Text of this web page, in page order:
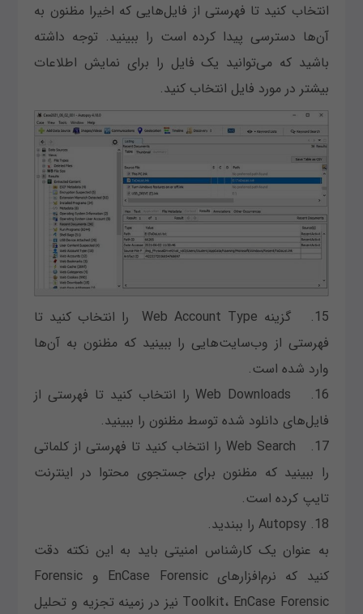
انتخاب کنید تا فهرستی از فایل‌هایی که اخیرا مظنون به
آن‌ها دسترسی پیدا کرده است را ببینید. توجه داشته
باشید که می‌توانید یک فایل را برای نمایش اطلاعات
بیشتر در مورد فایل انتخاب کنید.
15. گزینه Web Account Type را انتخاب کنید تا
فهرستی از وب‌سایت‌هایی را ببینید که مظنون به آن‌ها
وارد شده است.
16. Web Downloads را انتخاب کنید تا فهرستی از
فایل‌های دانلود شده توسط مظنون را ببینید.
17. Web Search را انتخاب کنید تا فهرستی از کلماتی
را ببینید که مظنون برای جستجوی محتوا در اینترنت
تایپ کرده است.
18. Autopsy را ببندید.
به عنوان یک کارشناس امنیتی باید به این نکته دقت
کنید که نرم‌افزارهای EnCase Forensic و Forensic
Toolkit، EnCase Forensic نیز در زمینه تجزیه و تحلیل